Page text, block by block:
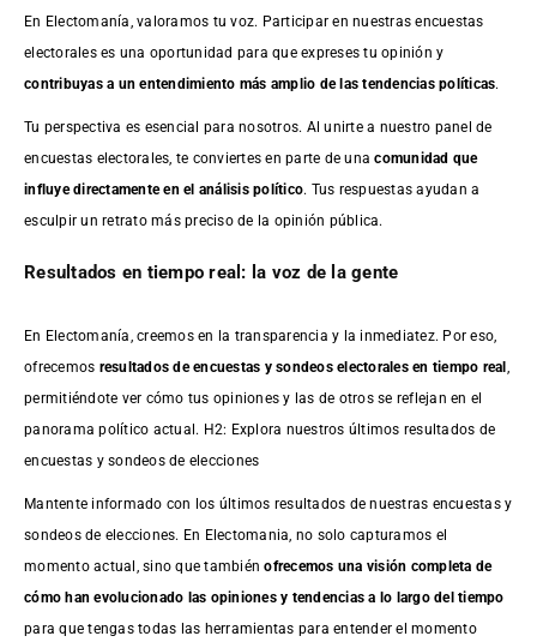
En Electomanía, valoramos tu voz. Participar en nuestras encuestas
electorales es una oportunidad para que expreses tu opinión y
contribuyas a un entendimiento más amplio de las tendencias políticas.
Tu perspectiva es esencial para nosotros. Al unirte a nuestro panel de
encuestas electorales, te conviertes en parte de unacomunidad que
influye directamente en el análisis político. Tus respuestas ayudan a
esculpir un retrato más preciso de la opinión pública.
Resultados en tiempo real: la voz de la gente
En Electomanía, creemos en la transparencia y la inmediatez. Por eso,
ofrecemos resultados deencuestas y sondeos electorales en tiempo real
permitiéndote ver cómo tus opiniones y las de otros se reflejan en el
panorama político actual. H2: Explora nuestros últimos resultados de
encuestas y sondeos de elecciones
Mantente informado con los últimos resultados de nuestras encuestasy
sondeos de elecciones. En Electomania, no solo capturamos el
momento actual, sino que tambiénofrecemos una visión completa de
cómo han evolucionado las opiniones y tendencias a lo largo del tiempo
para que tengas todas las herramientas para entender el momento